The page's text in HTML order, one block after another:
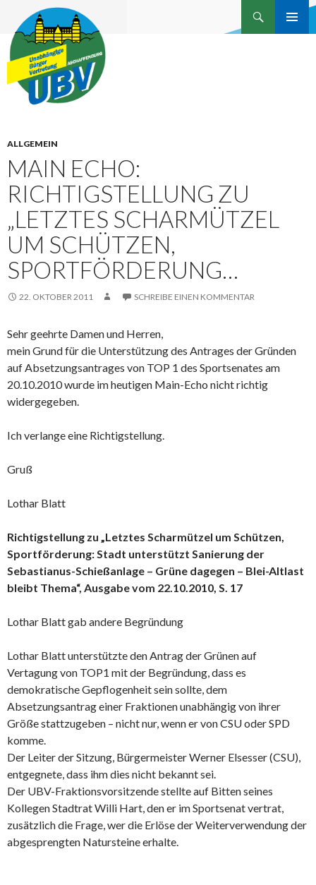
Unabhängige Bürgervertretung
ALLGEMEIN
MAIN ECHO:
RICHTIGSTELLUNG ZU
„LETZTES SCHARMÜTZEL
UM SCHÜTZEN,
SPORTFÖRDERUNG…
22. OKTOBER 2011 SCHREIBE EINEN KOMMENTAR
Sehr geehrte Damen und Herren,
mein Grund für die Unterstützung des Antrages der Gründen
auf Absetzungsantrages von TOP 1 des Sportsenates am
20.10.2010 wurde im heutigen Main-Echo nicht richtig
widergegeben.
Ich verlange eine Richtigstellung.
Gruß
Lothar Blatt
Richtigstellung zu „Letztes Scharmützel um Schützen,
Sportförderung: Stadt unterstützt Sanierung der
Sebastianus-Schießanlage – Grüne dagegen – Blei-Altlast
bleibt Thema“, Ausgabe vom 22.10.2010, S. 17
Lothar Blatt gab andere Begründung
Lothar Blatt unterstützte den Antrag der Grünen auf
Vertagung von TOP1 mit der Begründung, dass es
demokratische Gepflogenheit sein sollte, dem
Absetzungsantrag einer Fraktionen unabhängig von ihrer
Größe stattzugeben – nicht nur, wenn er von CSU oder SPD
komme.
Der Leiter der Sitzung, Bürgermeister Werner Elsesser (CSU),
entgegnete, dass ihm dies nicht bekannt sei.
Der UBV-Fraktionsvorsitzende stellte auf Bitten seines
Kollegen Stadtrat Willi Hart, den er im Sportsenat vertrat,
zusätzlich die Frage, wer die Erlöse der Weiterverwendung der
abgesprengten Natursteine erhalte.